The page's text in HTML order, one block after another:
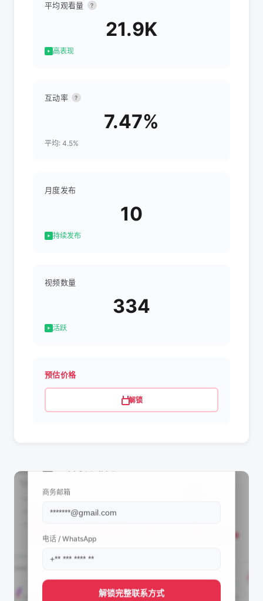
平均观看量 ?
21.9K
高表现
互动率 ?
7.47%
平均: 4.5%
月度发布
10
持续发布
视频数量
334
活跃
预估价格
解锁
商务邮箱
电话 / WhatsApp
解锁完整联系方式